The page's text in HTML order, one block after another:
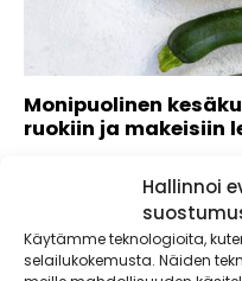
Hallinnoi
Käytämme teknologioita,
selailukokemusta. Näiden
Monipuolinen
ruokiin ja makeisiin
monipuolinen joukko.
maukkaimpia lajikkeesta...